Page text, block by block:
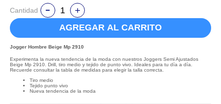
Cantidad
AGREGAR AL CARRITO
Jogger Hombre Beige Mp 2910
Experimenta la nueva tendencia de la moda con nuestros Joggers Semi Ajustados
Beige Mp 2910. Drill, tiro medio y tejido de punto vivo. Ideales para tu día a día.
Recuerde consultar la tabla de medidas para elegir la talla correcta.
Tiro medio
Tejido punto vivo
Nueva tendencia de la moda